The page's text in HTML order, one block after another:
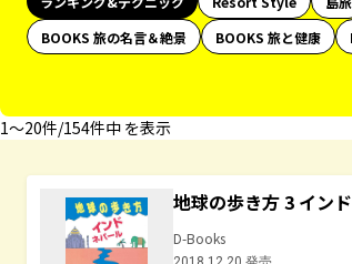
BOOKS 旅の名言＆絶景
BOOKS 旅と健康
1〜20件/154件中 を表示
地球の歩き方 3 イン
D-Books